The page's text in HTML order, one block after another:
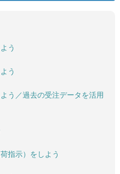
う
う
う／過去の受注データを活用
指示）をしよう